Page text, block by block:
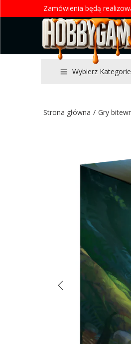
Zamówienia będą
Wybierz Kategorie
Strona główna / Gry